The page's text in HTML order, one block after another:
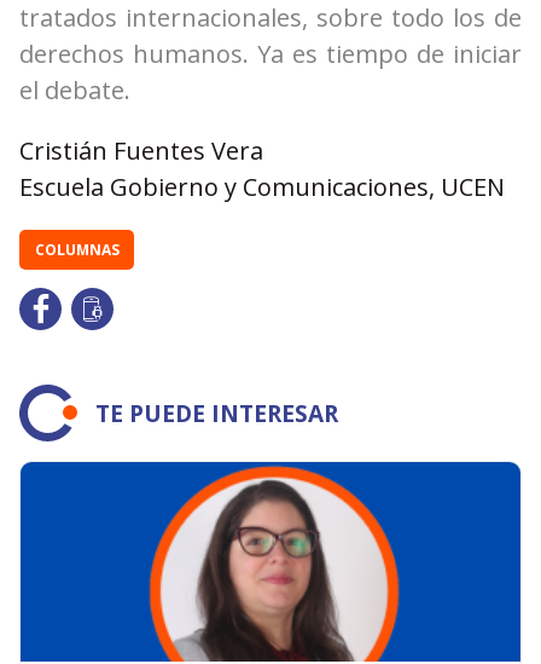
tratados internacionales, sobre todo los de
derechos humanos. Ya es tiempo de iniciar
el debate.
Cristián Fuentes Vera
Escuela Gobierno y Comunicaciones, UCEN
COLUMNAS
TE PUEDE INTERESAR